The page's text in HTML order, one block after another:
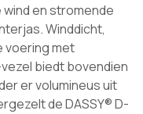
en stromende
Winddicht,
voering met
biedt bovendien
er volumineus uit
de DASSY® D-